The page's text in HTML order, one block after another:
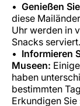
Genießen
diese
Uhr werden in
Snacks serviert.
Informieren
Museen:
haben
bestimmten
Erkundigen